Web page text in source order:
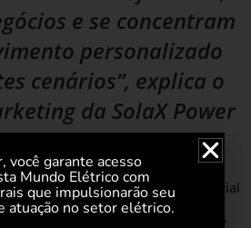
e se concentram
personalizado
cenários”, explica o
da SolaX Power
Valdo Mendes.
dos colaboradores é essencial
e a motivação da força de trabalho,
você garante acesso
Mundo Elétrico com
que impulsionarão seu
atuação no setor elétrico.